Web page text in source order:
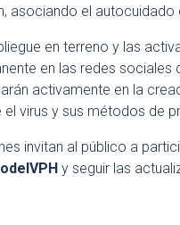
asociando el
en terreno y las
en las redes
activamente en la
virus y sus métodos de
invitan al público a
y seguir las